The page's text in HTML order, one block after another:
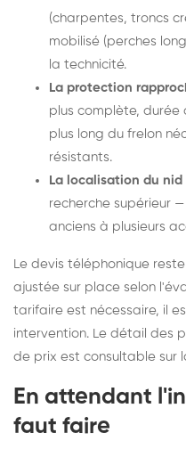
(charpentes, troncs
mobilisé (perches
la technicité.
La protection
plus complète, durée
plus long du frelon
résistants.
La localisation du nid
recherche supérieur
anciens à plusieurs
Le devis téléphonique
ajustée sur place selon
tarifaire est nécessaire, il
intervention. Le détail des
de prix est consultable sur
En attendant
faut faire